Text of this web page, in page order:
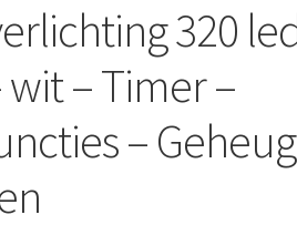
320
wit – Timer –
–